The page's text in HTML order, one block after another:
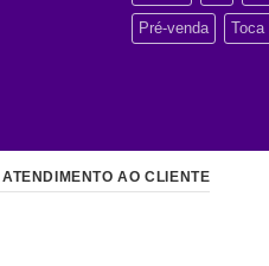
Pré-venda Toca
ATENDIMENTO AO CLIENTE